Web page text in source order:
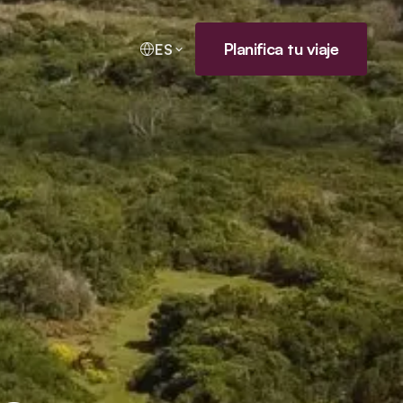
ES Planifica tu viaje